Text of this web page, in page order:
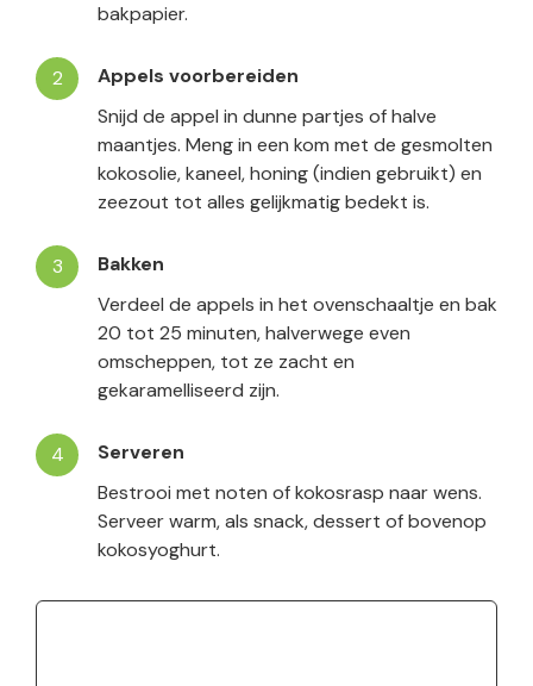
bakpapier.
Appels voorbereiden
Snijd de appel in dunne partjes of halve
maantjes. Meng in een kom met de gesmolten
kokosolie, kaneel, honing (indien gebruikt) en
zeezout tot alles gelijkmatig bedekt is.
Bakken
Verdeel de appels in het ovenschaaltje en bak
20 tot 25 minuten, halverwege even
omscheppen, tot ze zacht en
gekaramelliseerd zijn.
Serveren
Bestrooi met noten of kokosrasp naar wens.
Serveer warm, als snack, dessert of bovenop
kokosyoghurt.